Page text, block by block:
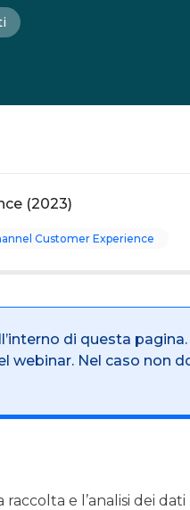
(2023)
Customer Experience
di questa
webinar. Nel caso non
e l’analisi dei